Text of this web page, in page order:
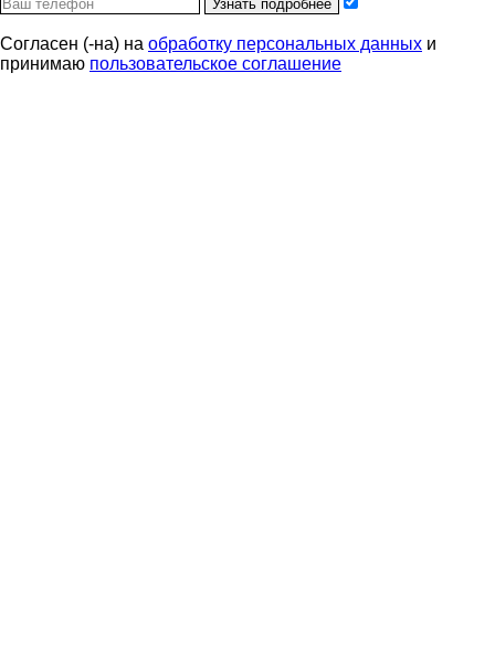
Узнать подробнее
Согласен (-на) на обработку персональных данных и
принимаю пользовательское соглашение